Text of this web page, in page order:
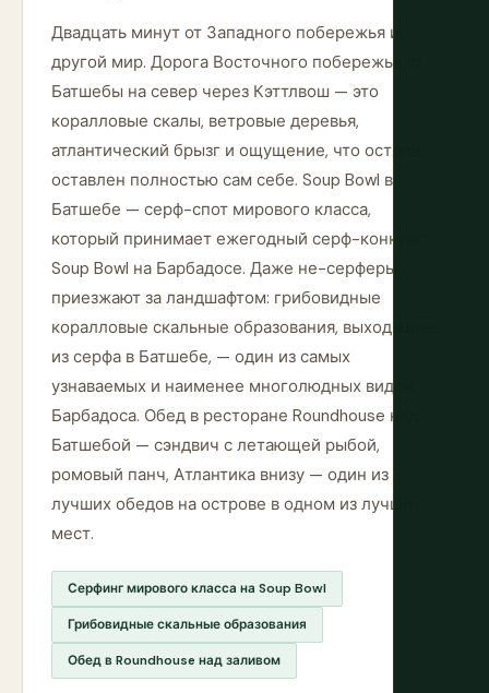
Двадцать минут от Западного побережья и
другой мир. Дорога Восточного побережья от
Батшебы на север через Кэттлвош — это
коралловые скалы, ветровые деревья,
атлантический брызг и ощущение, что остров
оставлен полностью сам себе. Soup Bowl в
Батшебе — серф-спот мирового класса,
который принимает ежегодный серф-конкурс
Soup Bowl на Барбадосе. Даже не-серферы
приезжают за ландшафтом: грибовидные
коралловые скальные образования, выходящие
из серфа в Батшебе, — один из самых
узнаваемых и наименее многолюдных видов
Барбадоса. Обед в ресторане Roundhouse над
Батшебой — сэндвич с летающей рыбой,
ромовый панч, Атлантика внизу — один из
лучших обедов на острове в одном из лучших
мест.
Серфинг мирового класса на Soup Bowl
Грибовидные скальные образования
Обед в Roundhouse над заливом